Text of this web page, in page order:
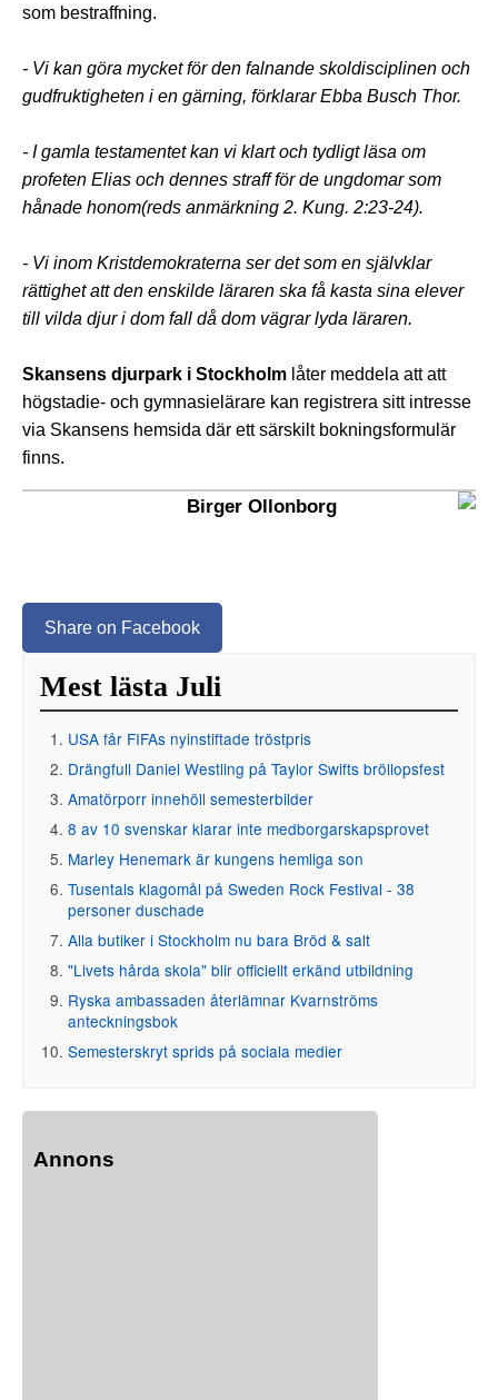
som bestraffning.
- Vi kan göra mycket för den falnande skoldisciplinen och
gudfruktigheten i en gärning, förklarar Ebba Busch Thor.
- I gamla testamentet kan vi klart och tydligt läsa om
profeten Elias och dennes straff för de ungdomar som
hånade honom(reds anmärkning 2. Kung. 2:23-24).
- Vi inom Kristdemokraterna ser det som en självklar
rättighet att den enskilde läraren ska få kasta sina elever
till vilda djur i dom fall då dom vägrar lyda läraren.
Skansens djurpark i Stockholm låter meddela att att
högstadie- och gymnasielärare kan registrera sitt intresse
via Skansens hemsida där ett särskilt bokningsformulär
finns.
Birger Ollonborg
Share on Facebook
Mest lästa Juli
USA får FIFAs nyinstiftade tröstpris
Drängfull Daniel Westling på Taylor Swifts bröllopsfest
Amatörporr innehöll semesterbilder
8 av 10 svenskar klarar inte medborgarskapsprovet
Marley Henemark är kungens hemliga son
Tusentals klagomål på Sweden Rock Festival - 38
personer duschade
Alla butiker i Stockholm nu bara Bröd & salt
"Livets hårda skola" blir officiellt erkänd utbildning
Ryska ambassaden återlämnar Kvarnströms
anteckningsbok
Semesterskryt sprids på sociala medier
Annons